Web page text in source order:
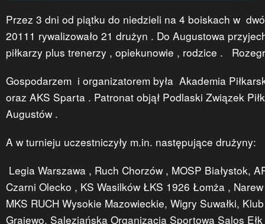
Przez 3 dni od piątku do niedzieli na 4 boiskach w
20111 rywalizowało 21 drużyn . Do Augustowa
piłkarzy plus trenerzy , opiekunowie , rodzice .
Gospodarzem i organizatorem była Akademia
oraz AKS Sparta . Patronat objął Podlaski Związek
Augustów .
A w turnieju uczestniczyły m.in. następujące drużyny:
Legia Warszawa , Ruch Chorzów , MOSP Białystok,
Czarni Olecko , KS Wasilków ŁKS 1926 Łomża ,
MKS RUCH Wysokie Mazowieckie, Wigry Suwałki,
Grajewo, Salezjańska Organizacja Sportowa Salos